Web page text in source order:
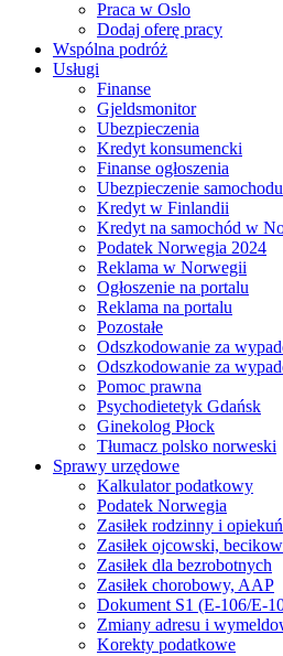
Praca w Oslo
Dodaj oferę pracy
Wspólna podróż
Usługi
Finanse
Gjeldsmonitor
Ubezpieczenia
Kredyt konsumencki
Finanse ogłoszenia
Ubezpieczenie samochodu
Kredyt w Finlandii
Kredyt na samochód w
Podatek Norwegia 2024
Reklama w Norwegii
Ogłoszenie na portalu
Reklama na portalu
Pozostałe
Odszkodowanie za
Odszkodowanie za
Pomoc prawna
Psychodietetyk Gdańsk
Ginekolog Płock
Tłumacz polsko norweski
Sprawy urzędowe
Kalkulator podatkowy
Podatek Norwegia
Zasiłek rodzinny i
Zasiłek ojcowski,
Zasiłek dla bezrobotnych
Zasiłek chorobowy, AAP
Dokument S1 (E-106/E-
Zmiany adresu i
Korekty podatkowe